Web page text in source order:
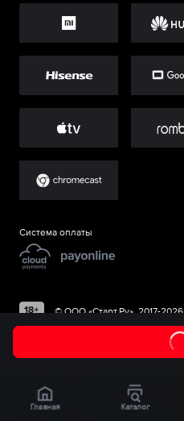
Система оплаты
©ООО «Старт.Ру», 2017-2026
Главная Каталог